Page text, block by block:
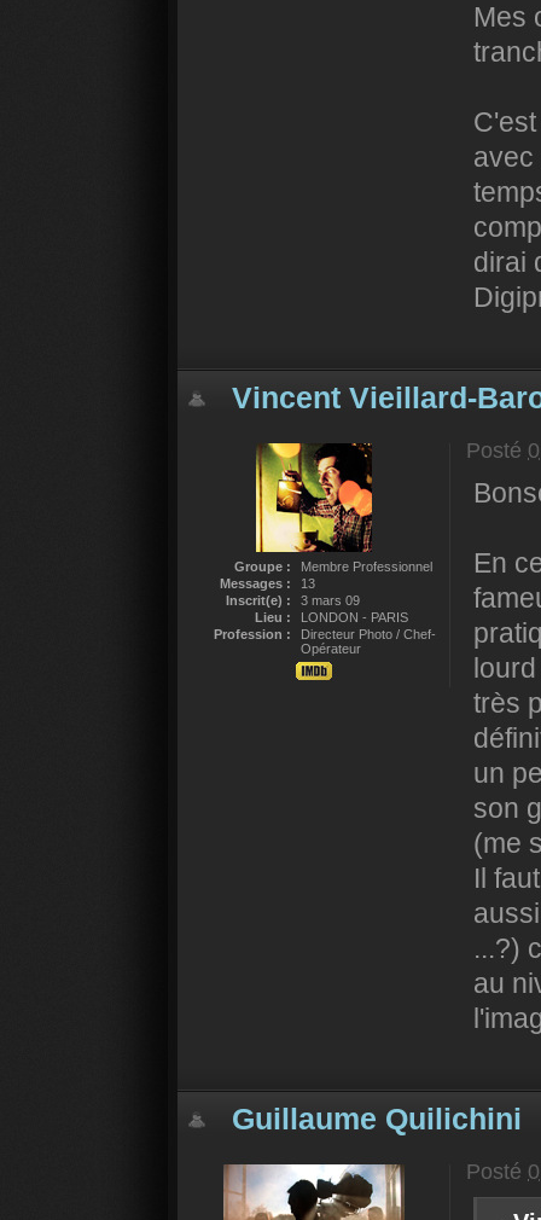
Mes
avec
dirai
Vincent Vieillard-
Groupe :
Membre Professionnel
Messages :
13
Inscrit(e) :
3 mars 09
Lieu :
LONDON - PARIS
Profession :
Directeur Photo / Chef-
Opérateur
Posté
En
très
un
son
(me
Il
...?)
au
Guillaume Quilichini
Posté